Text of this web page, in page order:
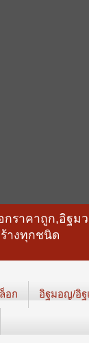
ราคาถูก,อิฐม
างทุกชนิด
อก อิฐมอญ/อิฐ